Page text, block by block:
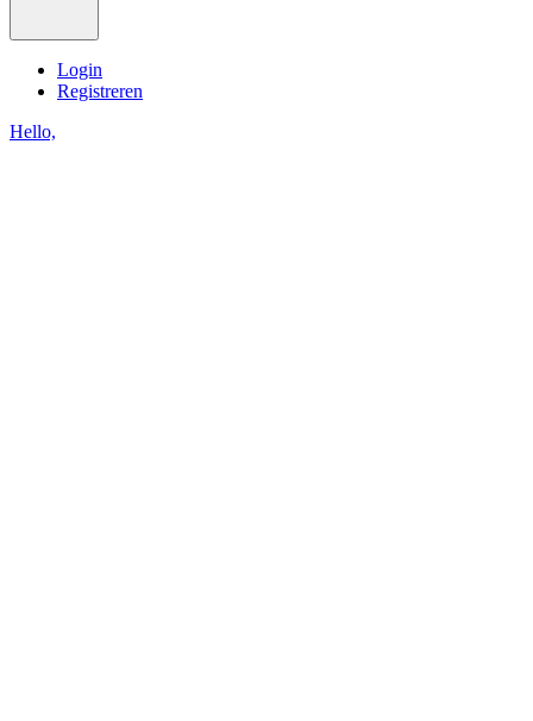
Login
Registreren
Hello,